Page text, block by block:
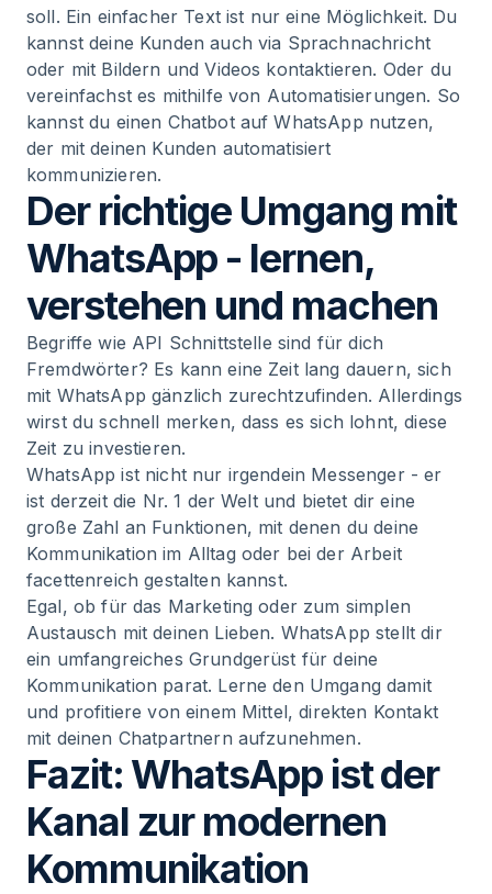
soll. Ein einfacher Text ist nur eine Möglichkeit. Du
kannst deine Kunden auch via Sprachnachricht
oder mit Bildern und Videos kontaktieren. Oder du
vereinfachst es mithilfe von Automatisierungen. So
kannst du einen Chatbot auf WhatsApp nutzen,
der mit deinen Kunden automatisiert
kommunizieren.
Der richtige Umgang mit
WhatsApp - lernen,
verstehen und machen
Begriffe wie API Schnittstelle sind für dich
Fremdwörter? Es kann eine Zeit lang dauern, sich
mit WhatsApp gänzlich zurechtzufinden. Allerdings
wirst du schnell merken, dass es sich lohnt, diese
Zeit zu investieren.
WhatsApp ist nicht nur irgendein Messenger - er
ist derzeit die Nr. 1 der Welt und bietet dir eine
große Zahl an Funktionen, mit denen du deine
Kommunikation im Alltag oder bei der Arbeit
facettenreich gestalten kannst.
Egal, ob für das Marketing oder zum simplen
Austausch mit deinen Lieben. WhatsApp stellt dir
ein umfangreiches Grundgerüst für deine
Kommunikation parat. Lerne den Umgang damit
und profitiere von einem Mittel, direkten Kontakt
mit deinen Chatpartnern aufzunehmen.
Fazit: WhatsApp ist der
Kanal zur modernen
Kommunikation